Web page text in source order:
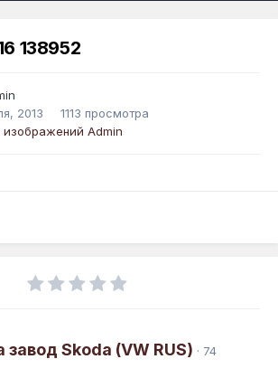
138952
2013
1113 просмотра
Admin
завод Skoda (VW RUS) · 74